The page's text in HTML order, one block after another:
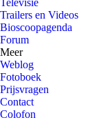
Televisie
Trailers en Videos
Bioscoopagenda
Forum
Meer
Weblog
Fotoboek
Prijsvragen
Contact
Colofon